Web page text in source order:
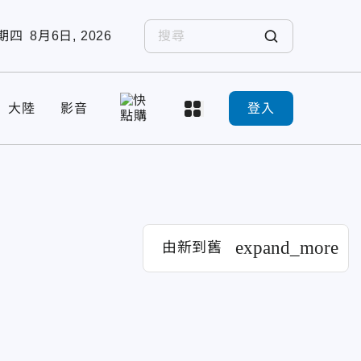
四 8月6日, 2026
大陸 影音 登入
由新到舊 expand_more